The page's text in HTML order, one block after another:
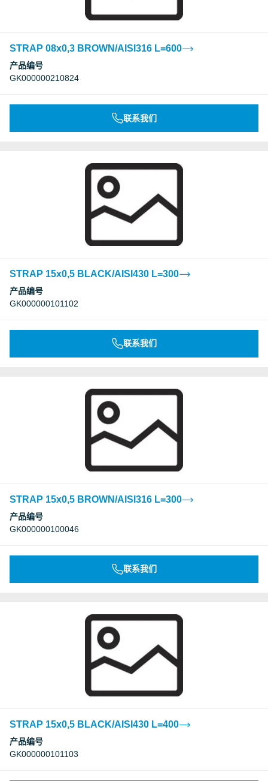
STRAP 08x0,3 BROWN/AISI316 L=600
产品编号
GK000000210824
联系我们
STRAP 15x0,5 BLACK/AISI430 L=300
产品编号
GK000000101102
联系我们
STRAP 15x0,5 BROWN/AISI316 L=300
产品编号
GK000000100046
联系我们
STRAP 15x0,5 BLACK/AISI430 L=400
产品编号
GK000000101103